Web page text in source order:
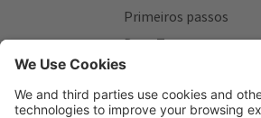
Primeiros passos
Beta Testers
Meus Planos